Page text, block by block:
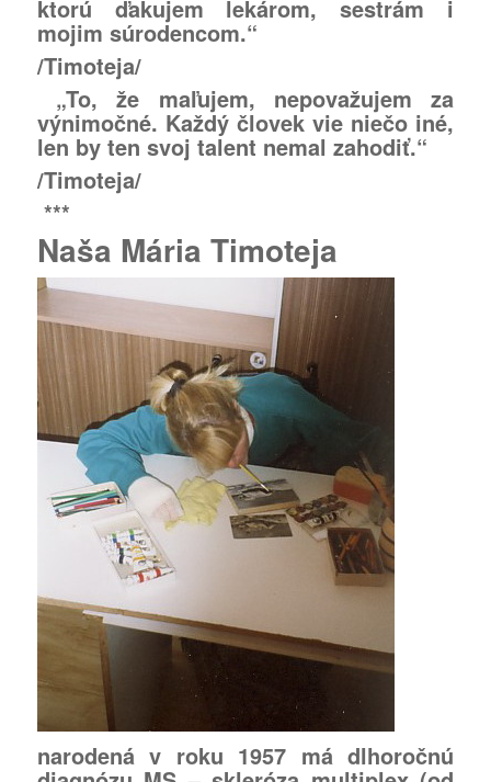
ktorú ďakujem lekárom, sestrám i
mojim súrodencom.“
/Timoteja/
„To, že maľujem, nepovažujem za
výnimočné. Každý človek vie niečo iné,
len by ten svoj talent nemal zahodiť.“
/Timoteja/
***
Naša Mária Timoteja
narodená v roku 1957 má dlhoročnú